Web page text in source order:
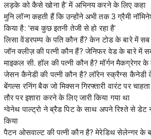
लड़के को कैसे खोना है' में अभिनय करने के लिए कहा
मुनि लॉन्ग कहती हैं कि उन्होंने अभी तक 3 ग्रैमी
किया है: 'सब कुछ इतनी तेजी से हो रहा है'
लिसा वेंडरपम्प के पति कौन हैं? केन टोड के बारे में
जॉन क्लीज़ की पत्नी कौन हैं? जेनिफर वेड के बारे में
माइकल सी. हॉल की पत्नी कौन है? मॉर्गन मैकग्रेगर
जेसन कैनेडी की पत्नी कौन है? लॉरेन स्क्रैग्स
बेंगल्स रनिंग बैक जो मिक्सन गिरफ्तारी वारंट पर
तौर पर इशारा करने के लिए जारी किया गया था
ग्वेनेथ पाल्ट्रो ने ब्रैड पिट के साथ अपने रिश्ते से डेट
किया
पैटन ओसवाल्ट की पत्नी कौन है? मेरेडिथ सेलेन्गर के